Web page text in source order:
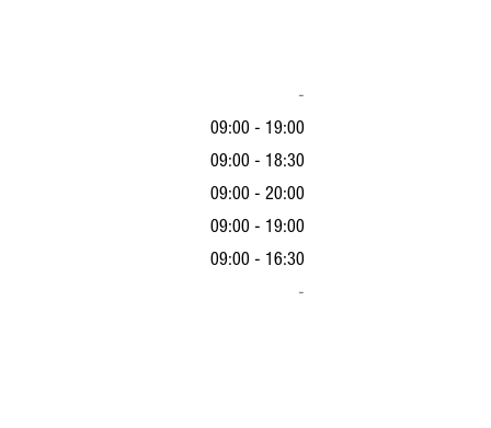
-
09:00 - 19:00
09:00 - 18:30
09:00 - 20:00
09:00 - 19:00
09:00 - 16:30
-